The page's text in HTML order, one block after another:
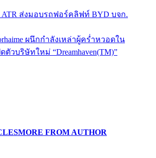
ATR ส่งมอบรถฟอร์คลิฟท์ BYD บจก.
ผนึกกำลังเหล่าผู้คร่ำหวอดใน
ตัวบริษัทใหม่ “Dreamhaven(TM)”
MORE FROM AUTHOR